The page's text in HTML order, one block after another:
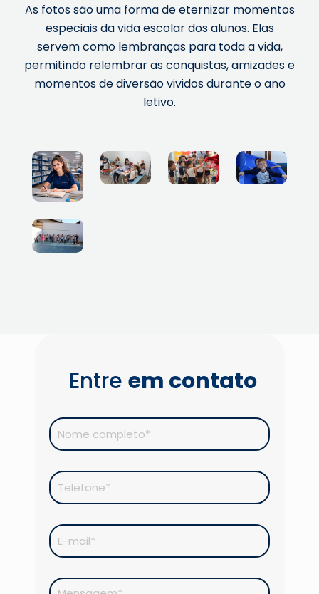
As fotos são uma forma de eternizar momentos
especiais da vida escolar dos alunos. Elas
servem como lembranças para toda a vida,
permitindo relembrar as conquistas, amizades e
momentos de diversão vividos durante o ano
letivo.
Entre em contato